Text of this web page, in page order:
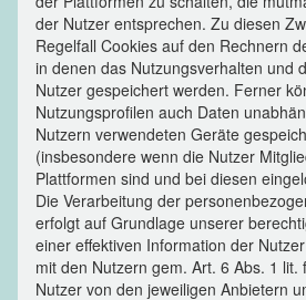
der Nutzer entsprechen. Zu diesen
Regelfall Cookies auf den Rechnern
in denen das Nutzungsverhalten und
Nutzer gespeichert werden. Ferner
Nutzungsprofilen auch Daten
Nutzern verwendeten Geräte
(insbesondere wenn die Nutzer
Plattformen sind und bei diesen
Die Verarbeitung der
erfolgt auf Grundlage unserer
einer effektiven Information der
mit den Nutzern gem. Art. 6 Abs. 1 lit.
Nutzer von den jeweiligen Anbietern